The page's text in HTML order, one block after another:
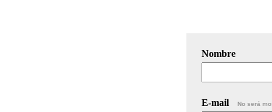
Nombre
E-mail No será